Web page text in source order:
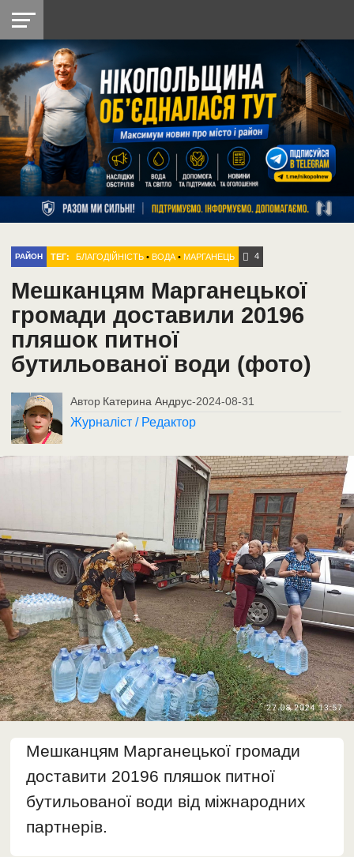
НІКОПОЛЬ
РАЙОН
СІЧЕСЛАВСЬКА
УКРАЇНА
РЕТРО
НІКОПОЛЬ
ЛАЙТ
УКРАЇНА
ДОПОМОГА
РАДІО
РАЙОН ТЕГ: БЛАГОДІЙНІСТЬ •ВОДА •МАРГАНЕЦЬ 4
Мешканцям Марганецької
громади доставили 20196
пляшок питної
бутильованої води (фото)
Автор Катерина Андрус-2024-08-31
Журналіст / Редактор
Мешканцям Марганецької громади
доставити 20196 пляшок питної
бутильованої води від міжнародних
партнерів.